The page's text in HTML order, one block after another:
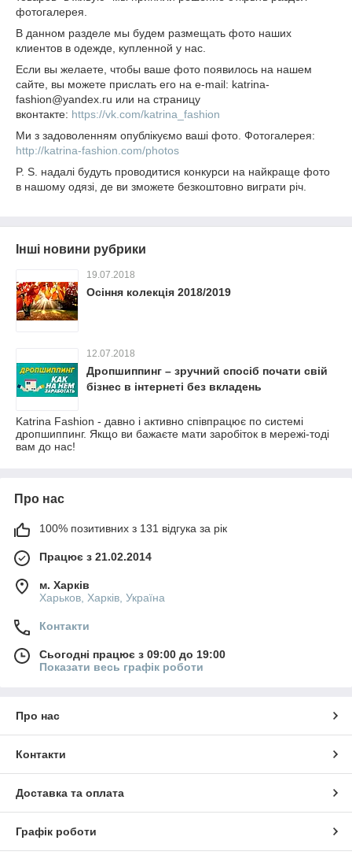
фотогалерея.
В данном разделе мы будем размещать фото наших
клиентов в одежде, купленной у нас.
Если вы желаете, чтобы ваше фото появилось на нашем
сайте, вы можете прислать его на e-mail: katrina-
fashion@yandex.ru или на страницу
вконтакте: https://vk.com/katrina_fashion
Ми з задоволенням опублікуємо ваші фото. Фотогалерея:
http://katrina-fashion.com/photos
P. S. надалі будуть проводитися конкурси на найкраще фото
в нашому одязі, де ви зможете безкоштовно виграти річ.
Інші новини рубрики
19.07.2018
Осіння колекція 2018/2019
12.07.2018
Дропшиппинг – зручний спосіб почати свій
бізнес в інтернеті без вкладень
Katrina Fashion - давно і активно співпрацює по системі
дропшиппинг. Якщо ви бажаєте мати заробіток в мережі-тоді
вам до нас!
Про нас
100% позитивних з 131 відгука за рік
Працює з 21.02.2014
м. Харків
Харьков, Харків, Україна
Контакти
Сьогодні працює з 09:00 до 19:00
Показати весь графік роботи
Про нас
Контакти
Доставка та оплата
Графік роботи